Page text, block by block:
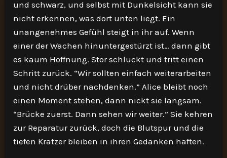
und schwarz, und selbst mit Dunkelsicht kann sie
nicht erkennen, was dort unten liegt. Ein
unangenehmes Gefühl steigt in ihr auf. Wenn
einer der Wachen hinuntergestürzt ist… dann gibt
es kaum Hoffnung. Stor schluckt und tritt einen
Schritt zurück. “Wir sollten einfach weiterarbeiten
und nicht drüber nachdenken.” Alice bleibt noch
einen Moment stehen, dann nickt sie langsam.
“Brücke zuerst. Dann sehen wir weiter.” Sie kehren
zur Reparatur zurück, doch die Blutspur und die
tiefen Kratzer bleiben in ihren Gedanken haften.